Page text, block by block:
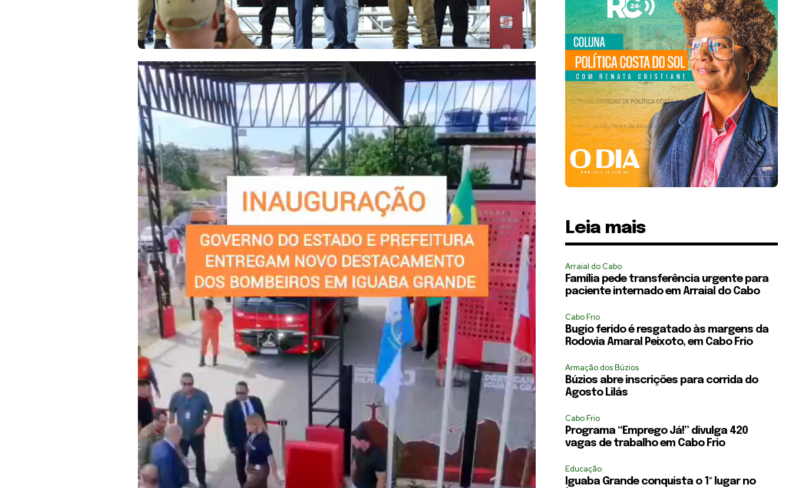
Leia mais
Arraial do Cabo
Família pede transferência urgente para
paciente internado em Arraial do Cabo
Cabo Frio
Bugio ferido é resgatado às margens da
Rodovia Amaral Peixoto, em Cabo Frio
Armação dos Búzios
Búzios abre inscrições para corrida do
Agosto Lilás
Cabo Frio
Programa “Emprego Já!” divulga 420
vagas de trabalho em Cabo Frio
Educação
Iguaba Grande conquista o 1º lugar no